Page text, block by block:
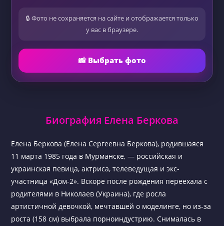
🔒 Фото не сохраняется на сайте и отображается только
у вас в браузере.
📸 Выбрать фото
Биография Елена Беркова
Елена Беркова (Елена Сергеевна Беркова), родившаяся
11 марта 1985 года в Мурманске, — российская и
украинская певица, актриса, телеведущая и экс-
участница «Дом-2». Вскоре после рождения переехала с
родителями в Николаев (Украина), где росла
артистичной девочкой, мечтавшей о моделинге, но из-за
роста (158 см) выбрала порноиндустрию. Снималась в